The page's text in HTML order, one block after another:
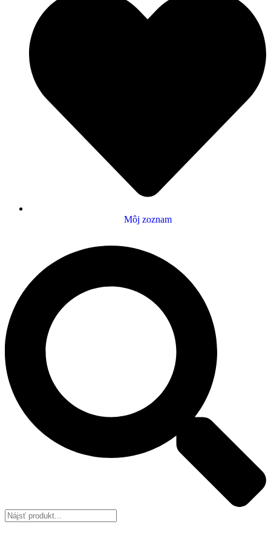
Môj zoznam